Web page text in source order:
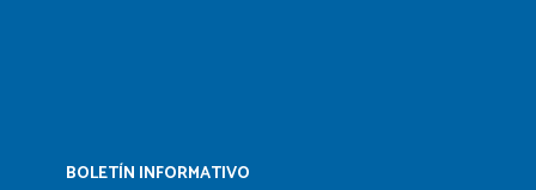
BOLETÍN INFORMATIVO